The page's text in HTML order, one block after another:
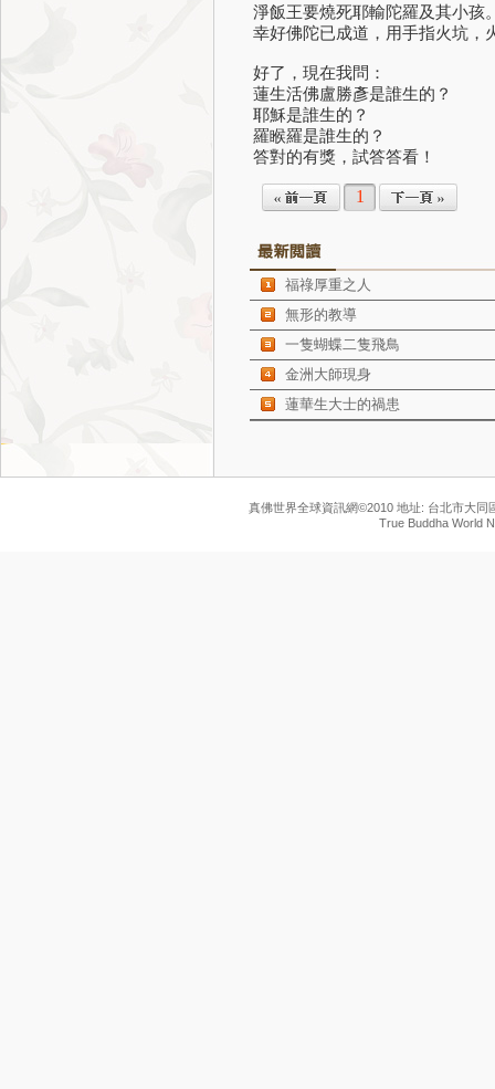
淨飯王要燒死耶輸陀羅及其小孩
幸好佛陀已成道，用手指火坑，
好了，現在我問：
蓮生活佛盧勝彥是誰生的？
耶穌是誰生的？
羅睺羅是誰生的？
答對的有獎，試答答看！
1
福祿厚重之人
無形的教導
一隻蝴蝶二隻飛鳥
金洲大師現身
蓮華生大士的禍患
真佛世界全球資訊網©2010 地址: 台北市大同
True Buddha World